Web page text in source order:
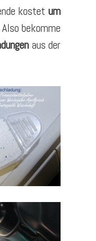
kostet um
bekomme
aus der